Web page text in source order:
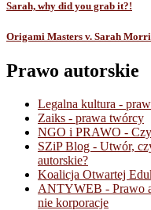
Sarah, why did you grab it?!
Origami Masters v. Sarah
Prawo autorskie
Legalna kultura -
Zaiks - prawa twórcy
NGO i PRAWO - Czy
SZiP Blog - Utwór,
autorskie?
Koalicja Otwartej
ANTYWEB - Prawo
nie korporacje